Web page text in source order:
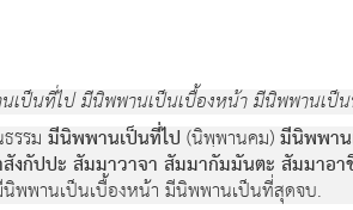
เป็นที่ไป มีนิพพานเป็นเบื้องหน้า มีนิพพานเป็
ธรรมมีนิพพานเป็นที่ไป (นิพฺพานคม)มีนิพพาน
งกัปปะ สัมมาวาจา สัมมากัมมันตะ สัมมาอ
พพานเป็นเบื้องหน้า มีนิพพานเป็นที่สุดจบ.